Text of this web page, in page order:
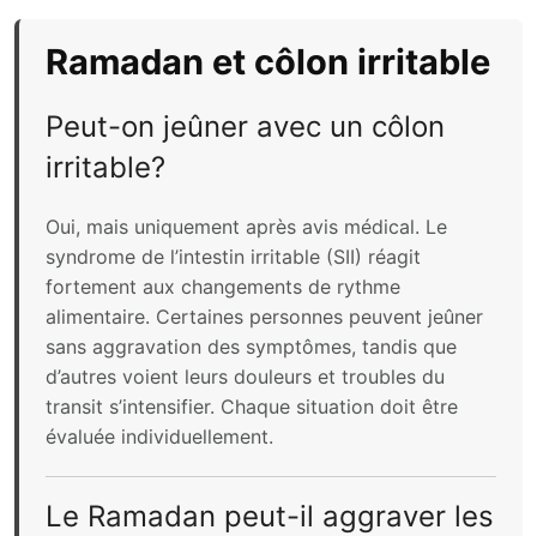
Ramadan et côlon irritable
Peut-on jeûner avec un côlon
irritable?
Oui, mais uniquement après avis médical. Le
syndrome de l’intestin irritable (SII) réagit
fortement aux changements de rythme
alimentaire. Certaines personnes peuvent jeûner
sans aggravation des symptômes, tandis que
d’autres voient leurs douleurs et troubles du
transit s’intensifier. Chaque situation doit être
évaluée individuellement.
Le Ramadan peut-il aggraver les